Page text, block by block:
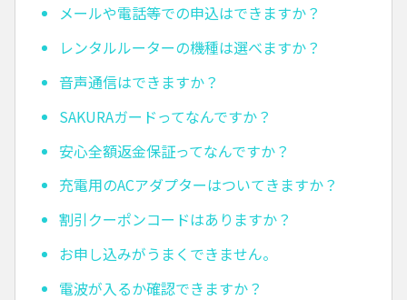
メールや電話等での申込はできますか？
レンタルルーターの機種は選べますか？
音声通信はできますか？
SAKURAガードってなんですか？
安心全額返金保証ってなんですか？
充電用のACアダプターはついてきますか？
割引クーポンコードはありますか？
お申し込みがうまくできません。
電波が入るか確認できますか？